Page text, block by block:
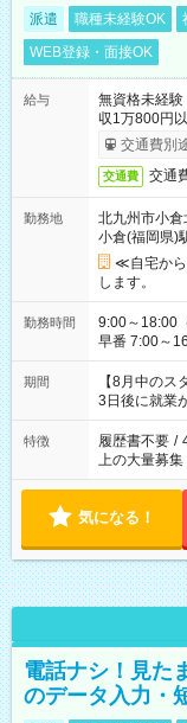
派遣 職種未経験OK
WEB登録・面接OK
給与
無資格未経
収1万800円
交通費別
交通費 交通
勤務地
北九州市小倉
小倉(福岡県)
≪自宅か
します。
勤務時間
9:00～18:00（休憩60分） ■ご希
早番 7:00～
と休みを合
「できれば
ね。 ※Wワーク希望の方へ 今ご覧のお仕事で希望する勤務時間
と、もう1つ
合は応募で
期間
【8月中の
3日後に就業
特徴 履歴書不要 /
上の大量募集
気になる！
電話ナシ！見た
のデータ入力・